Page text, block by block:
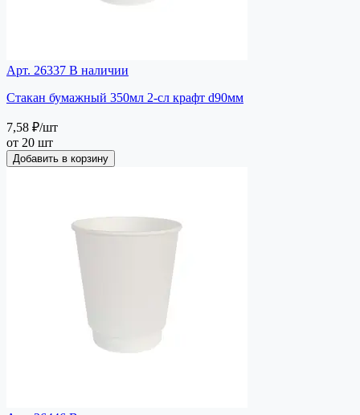
Арт. 26337 В наличии
Стакан бумажный 350мл 2-сл крафт d90мм
7,58 ₽/шт
от 20 шт
Добавить в корзину